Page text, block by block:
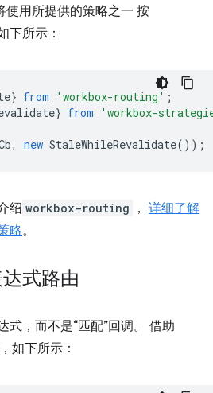
使用所提供的策略之一 按
下所示：
} from 'workbox-routing' ;
} from 'workbox-
, new StaleWhileRevalidate());
绍 workbox-routing ， 详细了解
略。
式路由
式，而不是“匹配”回调。 借助
如下所示：